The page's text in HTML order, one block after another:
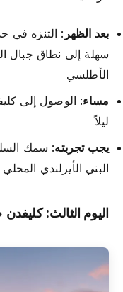
بعد الظهر : التنزه في
سهلة إلى نطاق جبال
الأطلسي
مساء: الوصول إلى
ليلاً
يجب تجربته: سمك
البني الأيرلندي
اليوم الثالث: